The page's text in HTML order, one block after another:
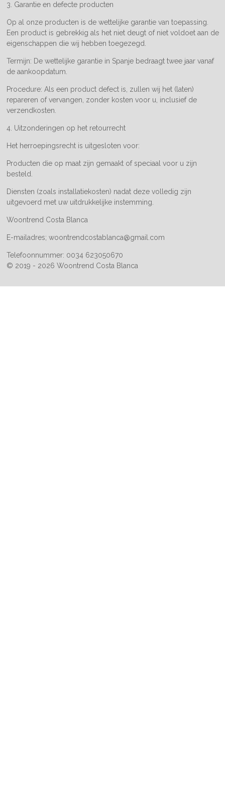
3. Garantie en defecte producten
Op al onze producten is de wettelijke garantie van toepassing.
Een product is gebrekkig als het niet deugt of niet voldoet aan de
eigenschappen die wij hebben toegezegd.
Termijn: De wettelijke garantie in Spanje bedraagt twee jaar vanaf
de aankoopdatum.
Procedure: Als een product defect is, zullen wij het (laten)
repareren of vervangen, zonder kosten voor u, inclusief de
verzendkosten.
4. Uitzonderingen op het retourrecht
Het herroepingsrecht is uitgesloten voor:
Producten die op maat zijn gemaakt of speciaal voor u zijn
besteld.
Diensten (zoals installatiekosten) nadat deze volledig zijn
uitgevoerd met uw uitdrukkelijke instemming.
Woontrend Costa Blanca
E-mailadres; woontrendcostablanca@gmail.com
Telefoonnummer: 0034 623050670
© 2019 - 2026 Woontrend Costa Blanca